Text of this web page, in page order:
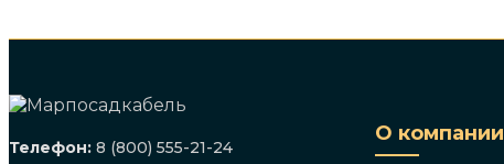
Телефон: 8 (800) 555-21-24
О компании